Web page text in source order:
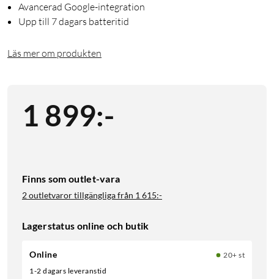
Avancerad Google-integration
Upp till 7 dagars batteritid
Läs mer om produkten
1 899:-
Finns som outlet-vara
2 outletvaror tillgängliga från 1 615:-
Lagerstatus online och butik
Online
20+ st
1-2 dagars leveranstid